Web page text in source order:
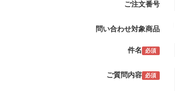
ご注文番号
問い合わせ対象商品
件名 必須
ご質問内容 必須